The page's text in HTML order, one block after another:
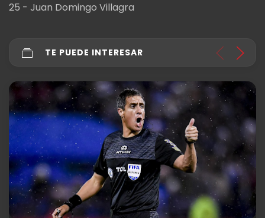
25 - Juan Domingo Villagra
TE PUEDE INTERESAR